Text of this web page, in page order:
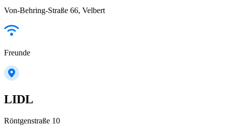
Von-Behring-Straße 66, Velbert
Freunde
LIDL
Röntgenstraße 10